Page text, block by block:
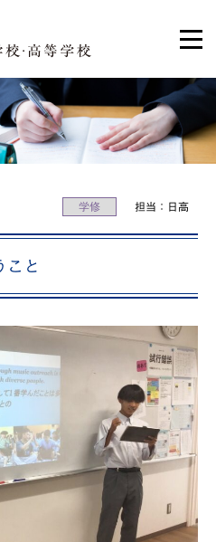
学修 担当：日高
こと